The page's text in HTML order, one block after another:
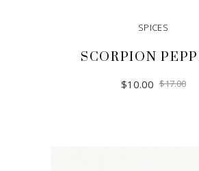
SPICES
SCORPION
$17.00
$10.00